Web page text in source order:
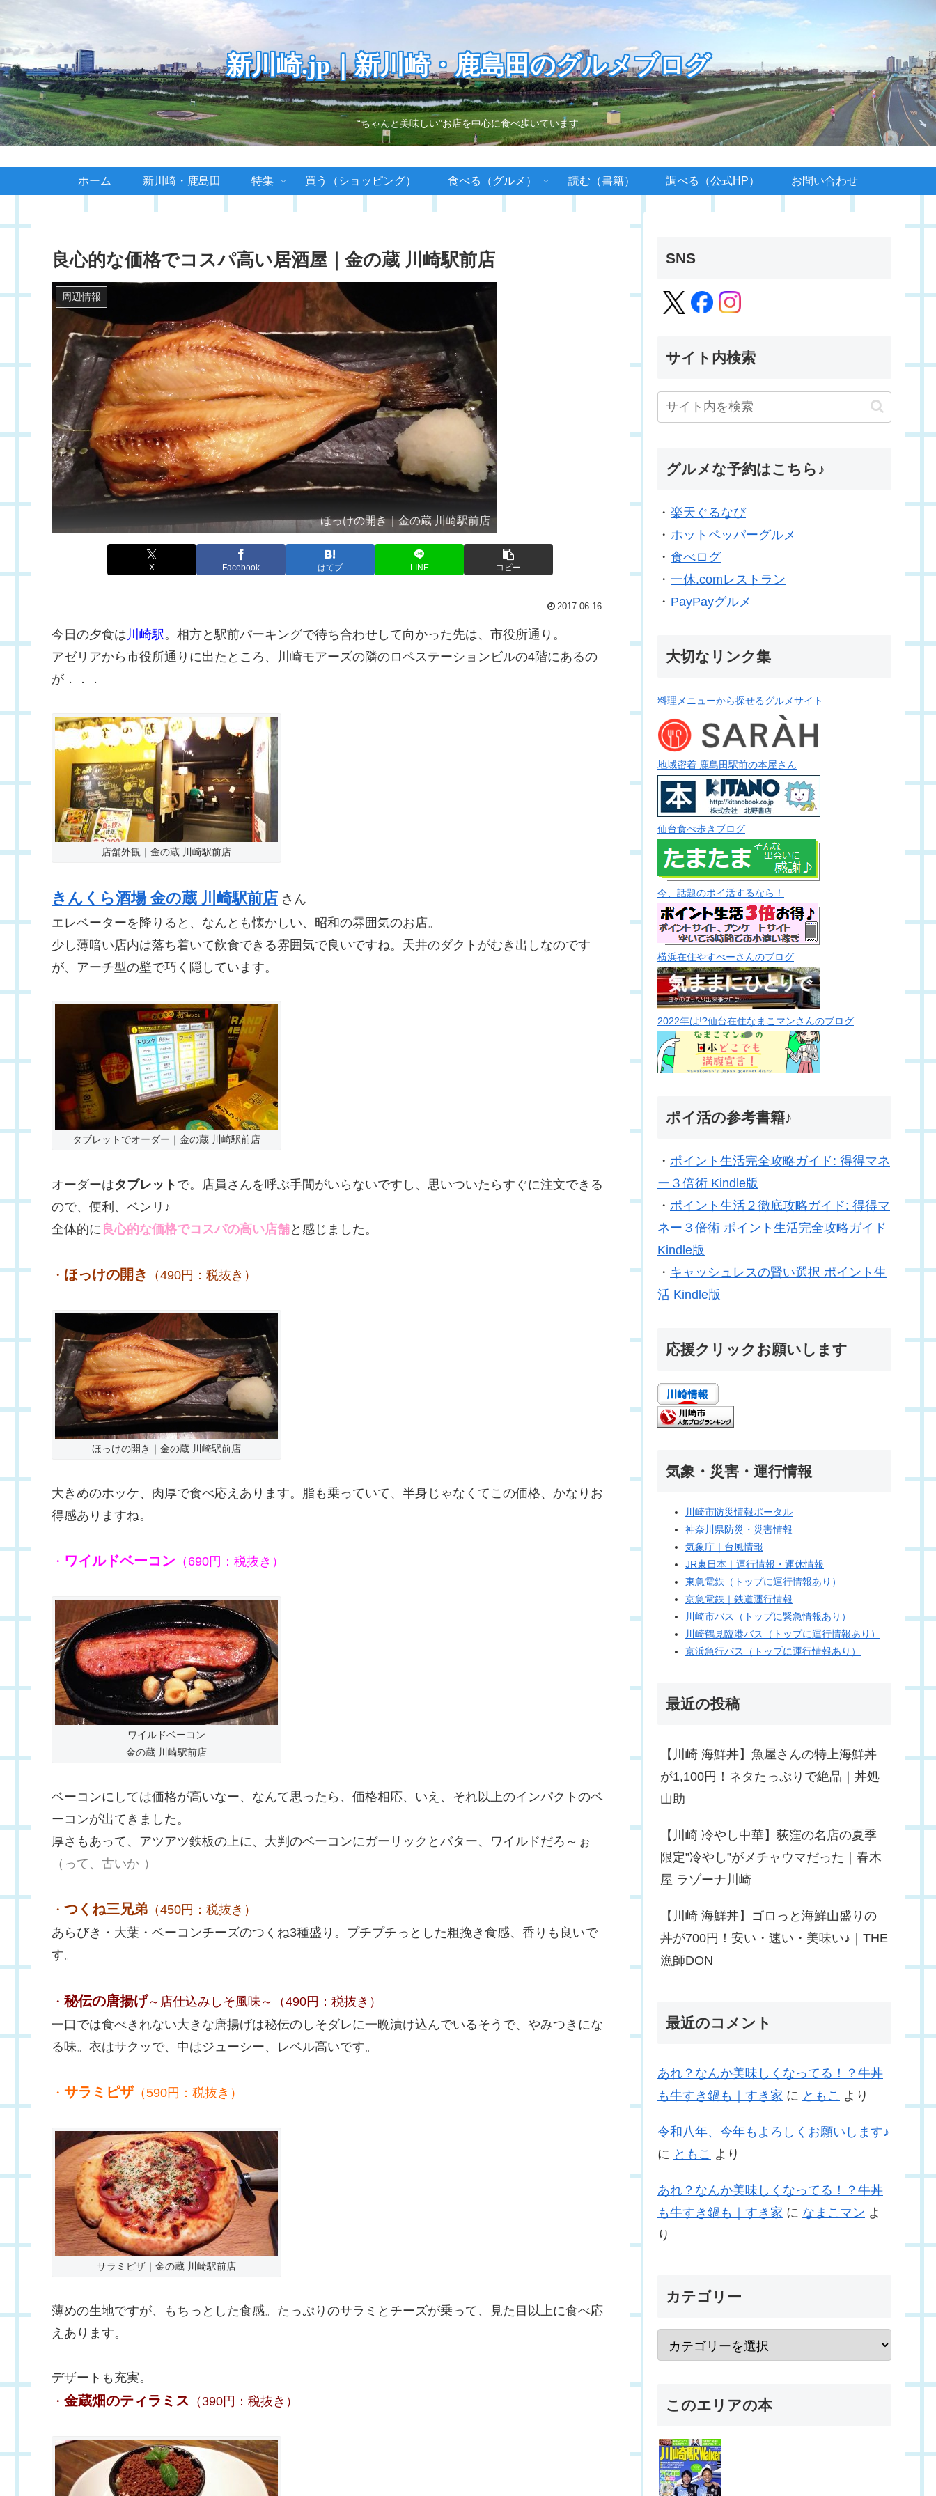
新川崎.jp｜新川崎・鹿島田のグルメブログ
“ちゃんと美味しい”お店を中心に食べ歩いています
ホーム 新川崎・鹿島田 特集 買う（ショッピング） 食べる（グルメ） 読む（書籍） 調べる（公式HP） お問い合わせ
良心的な価格でコスパ高い居酒屋｜金の蔵 川崎駅前店
周辺情報
ほっけの開き｜金の蔵 川崎駅前店
X Facebook はてブ LINE コピー
2017.06.16
今日の夕食は 川崎駅。相方と駅前パーキングで待ち合わせして向かった先は、市役所通り。
アゼリアから市役所通りに出たところ、川崎モアーズの隣のロペステーションビルの4階にあるの
が．．．
店舗外観｜金の蔵 川崎駅前店
きんくら酒場 金の蔵 川崎駅前店 さん
エレベーターを降りると、なんとも懐かしい、昭和の雰囲気のお店。
少し薄暗い店内は落ち着いて飲食できる雰囲気で良いですね。天井のダクトがむき出しなのです
が、アーチ型の壁で巧く隠しています。
タブレットでオーダー｜金の蔵 川崎駅前店
オーダーはタブレット で。店員さんを呼ぶ手間がいらないですし、思いついたらすぐに注文できる
ので、便利、ベンリ♪
全体的に 良心的な価格でコスパの高い店舗と感じました。
・ ほっけの開き （490円：税抜き）
ほっけの開き｜金の蔵 川崎駅前店
大きめのホッケ、肉厚で食べ応えあります。脂も乗っていて、半身じゃなくてこの価格、かなりお
得感ありますね。
・ ワイルドベーコン （690円：税抜き）
ワイルドベーコン
金の蔵 川崎駅前店
ベーコンにしては価格が高いなー、なんて思ったら、価格相応、いえ、それ以上のインパクトのベ
ーコンが出てきました。
厚さもあって、アツアツ鉄板の上に、大判のベーコンにガーリックとバター、ワイルドだろ～ぉ
（って、古いか ）
・ つくね三兄弟 （450円：税抜き）
あらびき・大葉・ベーコンチーズのつくね3種盛り。プチプチっとした粗挽き食感、香りも良いで
す。
・ 秘伝の唐揚げ～店仕込みしそ風味～（490円：税抜き）
一口では食べきれない大きな唐揚げは秘伝のしそダレに一晩漬け込んでいるそうで、やみつきにな
る味。衣はサクッで、中はジューシー、レベル高いです。
・ サラミピザ （590円：税抜き）
サラミピザ｜金の蔵 川崎駅前店
薄めの生地ですが、もちっとした食感。たっぷりのサラミとチーズが乗って、見た目以上に食べ応
えあります。
デザートも充実。
・ 金蔵畑のティラミス （390円：税抜き）
SNS
サイト内検索
グルメな予約はこちら♪
・ 楽天ぐるなび
・ ホットペッパーグルメ
・ 食べログ
・ 一休.comレストラン
・ PayPayグルメ
大切なリンク集
料理メニューから探せるグルメサイト
地域密着 鹿島田駅前の本屋さん
仙台食べ歩きブログ
今、話題のポイ活するなら！
横浜在住やすべーさんのブログ
2022年は!?仙台在住なまこマンさんのブログ
ポイ活の参考書籍♪
・ ポイント生活完全攻略ガイド: 得得マネ
ー３倍術 Kindle版
・ ポイント生活２徹底攻略ガイド: 得得マ
ネー３倍術 ポイント生活完全攻略ガイド
Kindle版
・ キャッシュレスの賢い選択 ポイント生
活 Kindle版
応援クリックお願いします
気象・災害・運行情報
川崎市防災情報ポータル
神奈川県防災・災害情報
気象庁｜台風情報
JR東日本｜運行情報・運休情報
東急電鉄（トップに運行情報あり）
京急電鉄｜鉄道運行情報
川崎市バス（トップに緊急情報あり）
川崎鶴見臨港バス（トップに運行情報あり）
京浜急行バス（トップに運行情報あり）
最近の投稿
【川崎 海鮮丼】魚屋さんの特上海鮮丼
が1,100円！ネタたっぷりで絶品｜丼処
山助
【川崎 冷やし中華】荻窪の名店の夏季
限定”冷やし”がメチャウマだった｜春木
屋 ラゾーナ川崎
【川崎 海鮮丼】ゴロっと海鮮山盛りの
丼が700円！安い・速い・美味い♪｜THE
漁師DON
最近のコメント
あれ？なんか美味しくなってる！？牛丼
も牛すき鍋も｜すき家 に ともこ より
令和八年、今年もよろしくお願いします♪
に ともこ より
あれ？なんか美味しくなってる！？牛丼
も牛すき鍋も｜すき家 に なまこマン よ
り
カテゴリー
このエリアの本